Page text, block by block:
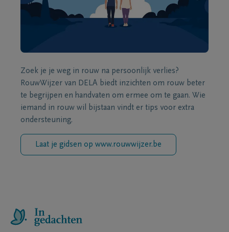
Zoek je je weg in rouw na persoonlijk verlies?
RouwWijzer van DELA biedt inzichten om rouw beter
te begrijpen en handvaten om ermee om te gaan. Wie
iemand in rouw wil bijstaan vindt er tips voor extra
ondersteuning.
Laat je gidsen op www.rouwwijzer.be